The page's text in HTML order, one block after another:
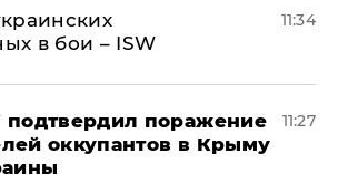
в бои – ISW
11:34
подтвердил поражение
оккупантов в Крыму
11:27